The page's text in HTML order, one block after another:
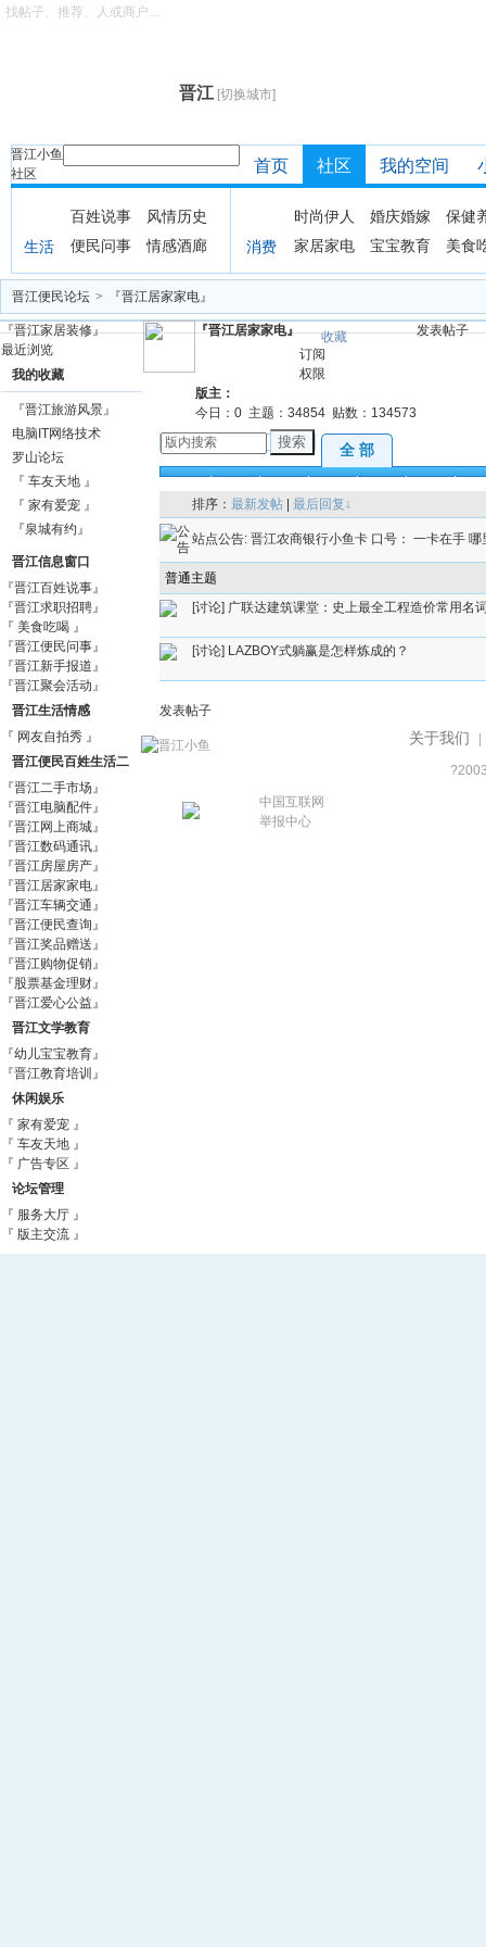
晋江 [切换城市]
晋江小鱼
社区
找帖子、推荐、人或商户...
首页 社区 我的空间
生活
百姓说事
风情历史
便民问事
情感酒廊 消费
时尚伊人 婚庆婚嫁
保健
家居家电
宝宝教育 美食
晋江便民论坛 > 『晋江居家家电』
『晋江家居装修』
最近浏览
我的收藏
『晋江旅游风景』
电脑IT网络技术
罗山论坛
『 车友天地 』
『 家有爱宠 』
『泉城有约』
晋江信息窗口
『晋江百姓说事』
『晋江求职招聘』
『 美食吃喝 』
『晋江便民问事』
『晋江新手报道』
『晋江聚会活动』
晋江生活情感
『 网友自拍秀 』
晋江便民百姓生活二
手信息市场
『晋江二手市场』
『晋江电脑配件』
『晋江网上商城』
『晋江数码通讯』
『晋江房屋房产』
『晋江居家家电』
『晋江车辆交通』
『晋江便民查询』
『晋江奖品赠送』
『晋江购物促销』
『股票基金理财』
『晋江爱心公益』
晋江文学教育
『幼儿宝宝教育』
『晋江教育培训』
休闲娱乐
『 家有爱宠 』
『 车友天地 』
『 广告专区 』
论坛管理
『 服务大厅 』
『 版主交流 』
『晋江居家家电』
收藏
订阅
权限
版主：
今日： 0 主题： 34854 贴数： 134573
发表帖子
搜索 全 部
排序： 最新发帖 最后回复↓
站点公告: 晋江农商银行小鱼卡 口号： 一卡在手
普通主题
[讨论] 广联达建筑课堂：史上最全工程造价常用名
[讨论] LAZBOY式躺赢是怎样炼成的？
发表帖子
关于我们
中国互联网
举报中心